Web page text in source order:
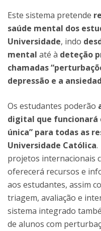
Este sistema pretende
saúde mental dos
Universidade, indo
mental até à deteção
chamadas
depressão e a
Os estudantes poderão
digital que funcionará
única” para todas as
Universidade Católica.
projetos internacionais
oferecerá recursos e
aos estudantes, assim
triagem, avaliação e
sistema integrado
de alunos com